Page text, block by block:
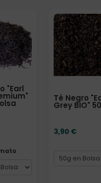
"Earl
formato
Té Negro
Grey BIO"
3,90 €
Formato